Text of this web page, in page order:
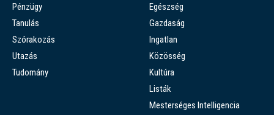
Pénzügy
Tanulás
Szórakozás
Utazás
Tudomány
Egészség
Gazdaság
Ingatlan
Közösség
Kultúra
Listák
Mesterséges Intelligencia